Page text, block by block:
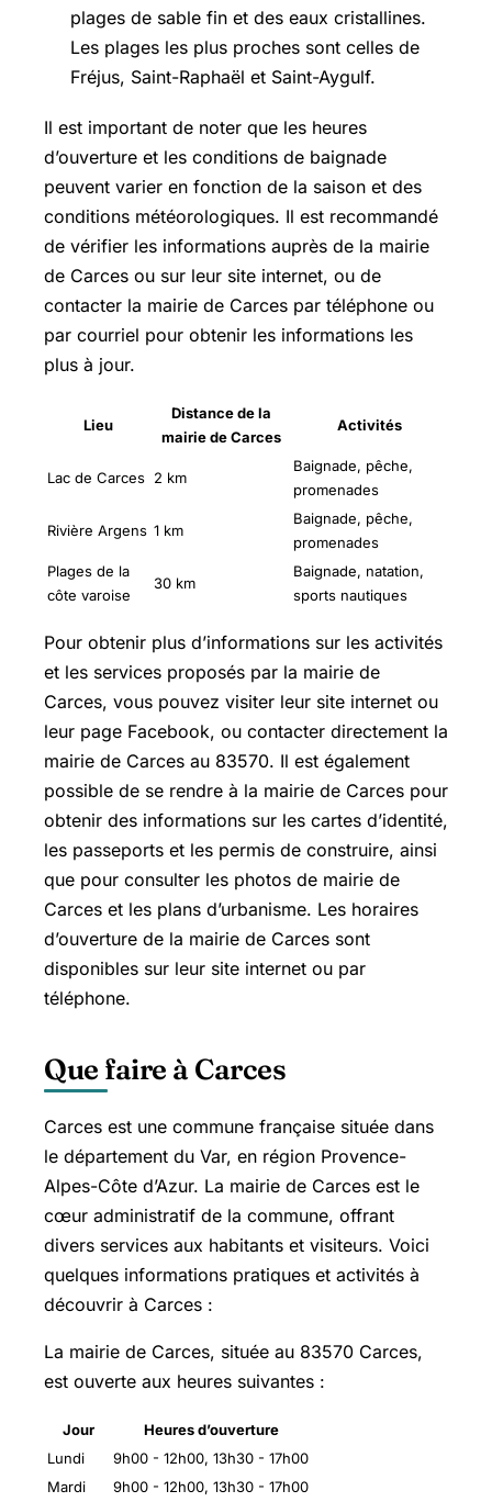
plages de sable fin et des eaux cristallines.
Les plages les plus proches sont celles de
Fréjus, Saint-Raphaël et Saint-Aygulf.
Il est important de noter que les heures
d’ouverture et les conditions de baignade
peuvent varier en fonction de la saison et des
conditions météorologiques. Il est recommandé
de vérifier les informations auprès de la mairie
de Carces ou sur leur site internet, ou de
contacter la mairie de Carces par téléphone ou
par courriel pour obtenir les informations les
plus à jour.
Lieu
Distance de la
mairie de Carces
Activités
Lac de Carces 2 km
Baignade, pêche,
promenades
Rivière Argens 1 km
Baignade, pêche,
promenades
Plages de la
côte varoise
30 km
Baignade, natation,
sports nautiques
Pour obtenir plus d’informations sur les activités
et les services proposés par la mairie de
Carces, vous pouvez visiter leur site internet ou
leur page Facebook, ou contacter directement la
mairie de Carces au 83570. Il est également
possible de se rendre à la mairie de Carces pour
obtenir des informations sur les cartes d’identité,
les passeports et les permis de construire, ainsi
que pour consulter les photos de mairie de
Carces et les plans d’urbanisme. Les horaires
d’ouverture de la mairie de Carces sont
disponibles sur leur site internet ou par
téléphone.
Que faire à Carces
Carces est une commune française située dans
le département du Var, en région Provence-
Alpes-Côte d’Azur. La mairie de Carces est le
cœur administratif de la commune, offrant
divers services aux habitants et visiteurs. Voici
quelques informations pratiques et activités à
découvrir à Carces :
La mairie de Carces, située au 83570 Carces,
est ouverte aux heures suivantes :
Jour
Heures d’ouverture
Lundi
9h00 - 12h00, 13h30 - 17h00
Mardi
9h00 - 12h00, 13h30 - 17h00